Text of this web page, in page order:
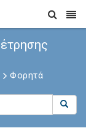
Φορητά